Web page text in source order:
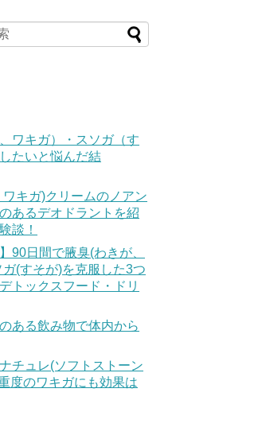
ワキガ）・スソガ（す
たいと悩んだ結
キガ)クリームのノアン
あるデオドラントを紹
談！
90日間で腋臭(わきが、
ガ(すそが)を克服した3つ
トックスフード・ドリ
ある飲み物で体内から
チュレ(ソフトストーン
度のワキガにも効果は